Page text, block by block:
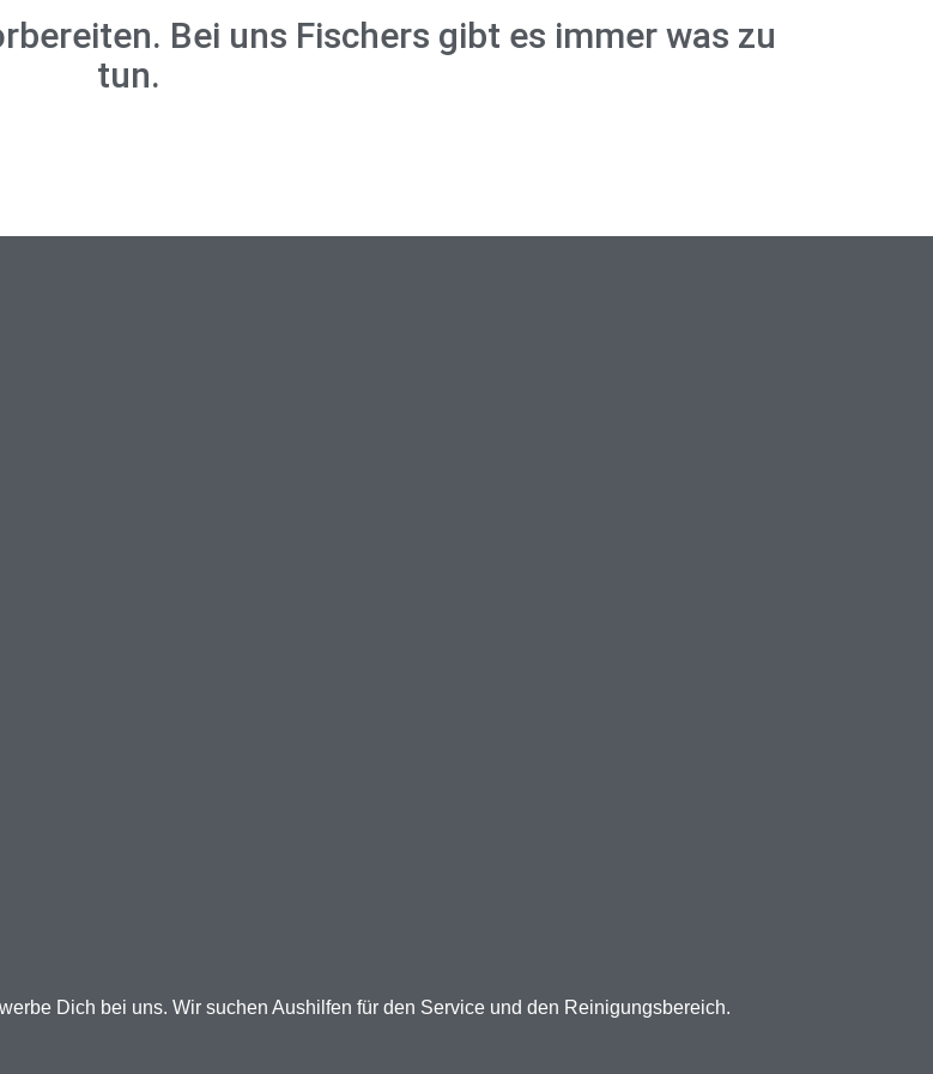
Bei uns Fischers gibt es immer was zu
tun.
Dich bei uns. Wir suchen Aushilfen für den Service und den Reinigungsbereich.